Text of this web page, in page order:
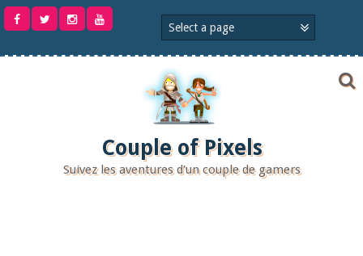
Aller
Couple of Pixels
Suivez les aventures d'un couple de gamers